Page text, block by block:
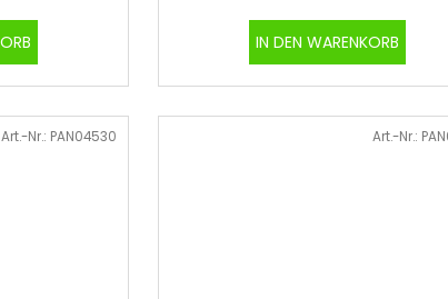
IN DEN WARENKORB
Art.-Nr.: PAN04530 Art.-Nr.: